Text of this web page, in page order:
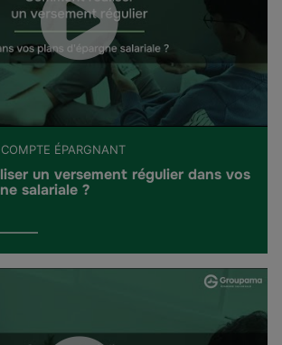
ÉPARGNANT
un versement régulier dans vos
salariale ?